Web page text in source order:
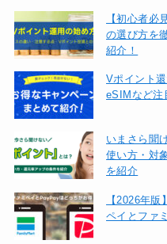
【初心者必
の選び方を
紹介！
Vポイント
eSIMなど注
いまさら聞
使い方・対
を紹介
【2026年
ペイとファ